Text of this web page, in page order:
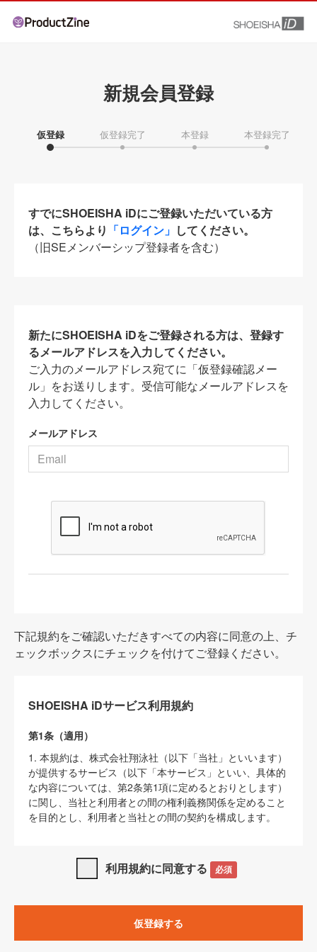
新規会員登録
仮登録 仮登録完了 本登録 本登録完了
すでにSHOEISHA iDにご登録いただいている方
は、こちらより 「ログイン」 してください。
（旧SEメンバーシップ登録者を含む）
新たにSHOEISHA iDをご登録される方は、登録す
るメールアドレスを入力してください。
ご入力のメールアドレス宛てに「仮登録確認メー
ル」をお送りします。受信可能なメールアドレスを
入力してください。
メールアドレス
下記規約をご確認いただきすべての内容に同意の上、チ
ェックボックスにチェックを付けてご登録ください。
SHOEISHA iDサービス利用規約
第1条（適用）
1. 本規約は、株式会社翔泳社（以下「当社」といいます）
が提供するサービス（以下「本サービス」といい、具体的
な内容については、第2条第1項に定めるとおりとします）
に関し、当社と利用者との間の権利義務関係を定めること
を目的とし、利用者と当社との間の契約を構成します。
SHOEISHA iDプライバシーポリシー」及び「
サイト上でのデータの利用について（Cookieポリシー）
3. 本規約の内容と、前項に記載する定めその他当社が定め
利用規約に同意する 必須
仮登録する